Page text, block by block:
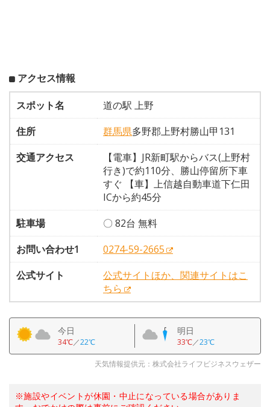
アクセス情報
スポット名
道の駅 上野
住所
群馬県多野郡上野村勝山甲131
交通アクセス
【電車】JR新町駅からバス(上野村
行き)で約110分、勝山停留所下車
すぐ 【車】上信越自動車道下仁田
ICから約45分
駐車場
〇 82台 無料
お問い合わせ1
0274-59-2665
公式サイト
公式サイトほか、関連サイトはこ
ちら
今日
34℃／22℃
明日
33℃／23℃
天気情報提供元：株式会社ライフビジネスウェザー
※施設やイベントが休園・中止になっている場合がありま